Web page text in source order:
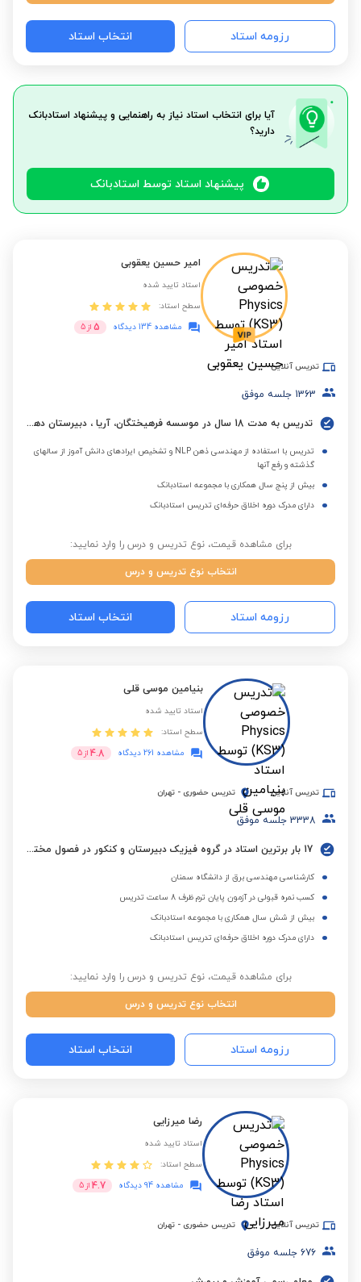
رزومه استاد انتخاب استاد
آیا برای انتخاب استاد نیاز به راهنمایی و پیشنهاد استادبانک
دارید؟
پیشنهاد استاد توسط استادبانک
امیر حسین یعقوبی
استاد تایید شده
سطح استاد:
مشاهده 134 دیدگاه
5 از 5
تدریس آنلاین
1363 جلسه موفق
تدریس به مدت 18 سال در موسسه فرهیختگان، آریا ، دبیرستان دهخدا و ...
تدریس با استفاده از مهندسی ذهن NLP و تشخیص ایرادهای دانش آموز از سالهای
گذشته و رفع آنها
بیش از پنج سال همکاری با مجموعه استادبانک
دارای مدرک دوره اخلاق حرفه‌ای تدریس استادبانک
برای مشاهده قیمت، نوع تدریس و درس را وارد نمایید:
انتخاب نوع تدریس و درس
رزومه استاد انتخاب استاد
بنیامین موسی قلی
استاد تایید شده
سطح استاد:
مشاهده 261 دیدگاه
4.8 از 5
تدریس آنلاین تدریس حضوری - تهران
3338 جلسه موفق
17 بار برترین استاد در گروه فیزیک دبیرستان و کنکور در فصول مختلف
کارشناسی مهندسی برق از دانشگاه سمنان
کسب نمره قبولی در آزمون پایان ترم ظرف 8 ساعت تدریس
بیش از شش سال همکاری با مجموعه استادبانک
دارای مدرک دوره اخلاق حرفه‌ای تدریس استادبانک
برای مشاهده قیمت، نوع تدریس و درس را وارد نمایید:
انتخاب نوع تدریس و درس
رزومه استاد انتخاب استاد
رضا میرزایی
استاد تایید شده
سطح استاد:
مشاهده 94 دیدگاه
4.7 از 5
تدریس آنلاین تدریس حضوری - تهران
676 جلسه موفق